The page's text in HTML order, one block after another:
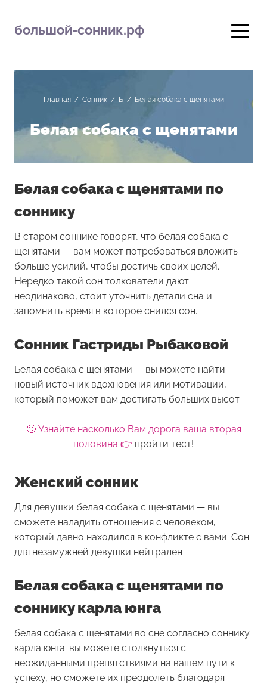
большой-сонник.рф
Главная/ Сонник/ Б/ Белая собака с щенятами
Белая собака с щенятами
Белая собака с щенятами по
соннику
В старом соннике говорят, что белая собака с
щенятами — вам может потребоваться вложить
больше усилий, чтобы достичь своих целей.
Нередко такой сон толкователи дают
неодинаково, стоит уточнить детали сна и
запомнить время в которое снился сон.
Сонник Гастриды Рыбаковой
Белая собака с щенятами — вы можете найти
новый источник вдохновения или мотивации,
который поможет вам достигать больших высот.
🙂 Узнайте насколько Вам дорога ваша вторая
половина 👉 пройти тест!
Женский сонник
Для девушки белая собака с щенятами — вы
сможете наладить отношения с человеком,
который давно находился в конфликте с вами. Сон
для незамужней девушки нейтрален
Белая собака с щенятами по
соннику карла юнга
белая собака с щенятами во сне согласно соннику
карла юнга: вы можете столкнуться с
неожиданными препятствиями на вашем пути к
успеху, но сможете их преодолеть благодаря